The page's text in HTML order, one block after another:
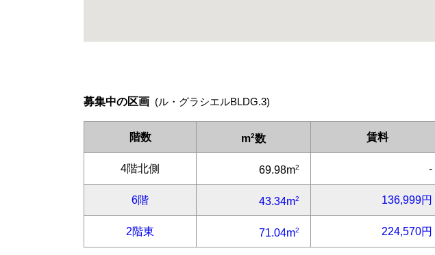
募集中の区画 (ル・グラシエルBLDG.3)